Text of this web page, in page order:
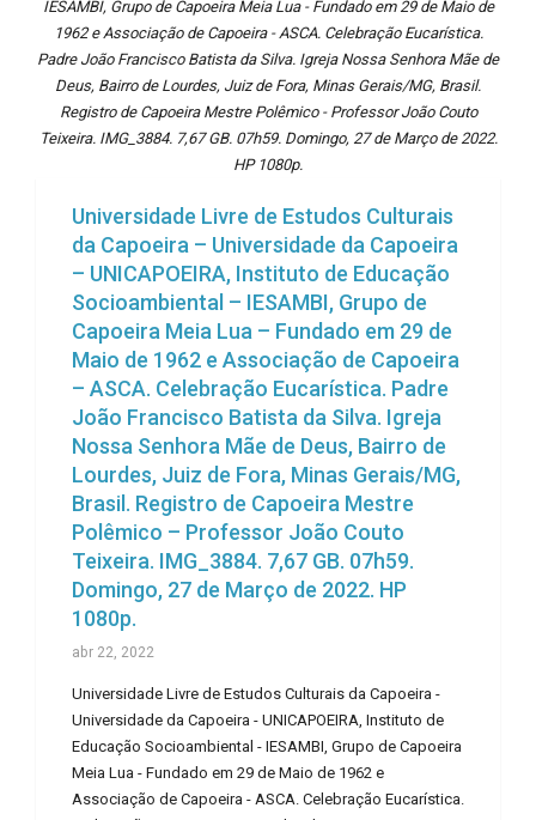
IESAMBI, Grupo de Capoeira Meia Lua - Fundado em 29 de Maio de
1962 e Associação de Capoeira - ASCA. Celebração Eucarística.
Padre João Francisco Batista da Silva. Igreja Nossa Senhora Mãe de
Deus, Bairro de Lourdes, Juiz de Fora, Minas Gerais/MG, Brasil.
Registro de Capoeira Mestre Polêmico - Professor João Couto
Teixeira. IMG_3884. 7,67 GB. 07h59. Domingo, 27 de Março de 2022.
HP 1080p.
Universidade Livre de Estudos Culturais
da Capoeira – Universidade da Capoeira
– UNICAPOEIRA, Instituto de Educação
Socioambiental – IESAMBI, Grupo de
Capoeira Meia Lua – Fundado em 29 de
Maio de 1962 e Associação de Capoeira
– ASCA. Celebração Eucarística. Padre
João Francisco Batista da Silva. Igreja
Nossa Senhora Mãe de Deus, Bairro de
Lourdes, Juiz de Fora, Minas Gerais/MG,
Brasil. Registro de Capoeira Mestre
Polêmico – Professor João Couto
Teixeira. IMG_3884. 7,67 GB. 07h59.
Domingo, 27 de Março de 2022. HP
1080p.
abr 22, 2022
Universidade Livre de Estudos Culturais da Capoeira -
Universidade da Capoeira - UNICAPOEIRA, Instituto de
Educação Socioambiental - IESAMBI, Grupo de Capoeira
Meia Lua - Fundado em 29 de Maio de 1962 e
Associação de Capoeira - ASCA. Celebração Eucarística.